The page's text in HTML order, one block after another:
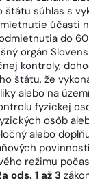
štátu súhlas s
účasti
do
orgán
kontroly,
štátu, že
alebo na
fyzickej
osôb
alebo
režimu
ods. 1 až 3